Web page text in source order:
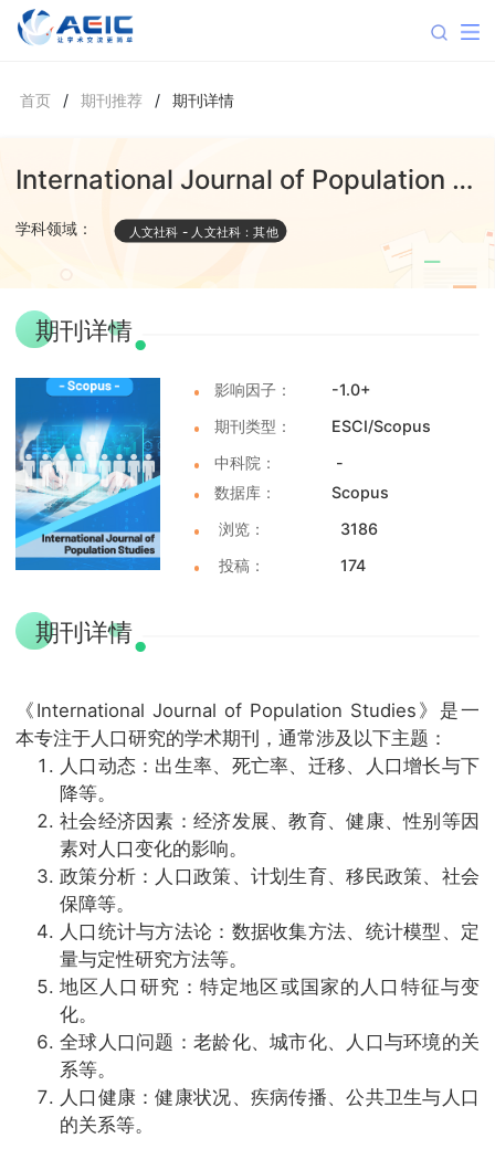
首页 / 期刊推荐 / 期刊详情
International Journal of Population Studies
学科领域： 人文社科 - 人文社科：其他
期刊详情
影响因子：
-1.0+
期刊类型：
ESCI/Scopus
中科院：
-
数据库：
Scopus
浏览：
3186
投稿：
174
期刊详情
《International Journal of Population Studies》是一
本专注于人口研究的学术期刊，通常涉及以下主题：
人口动态：出生率、死亡率、迁移、人口增长与下
降等。
社会经济因素：经济发展、教育、健康、性别等因
素对人口变化的影响。
政策分析：人口政策、计划生育、移民政策、社会
保障等。
人口统计与方法论：数据收集方法、统计模型、定
量与定性研究方法等。
地区人口研究：特定地区或国家的人口特征与变
化。
全球人口问题：老龄化、城市化、人口与环境的关
系等。
人口健康：健康状况、疾病传播、公共卫生与人口
的关系等。